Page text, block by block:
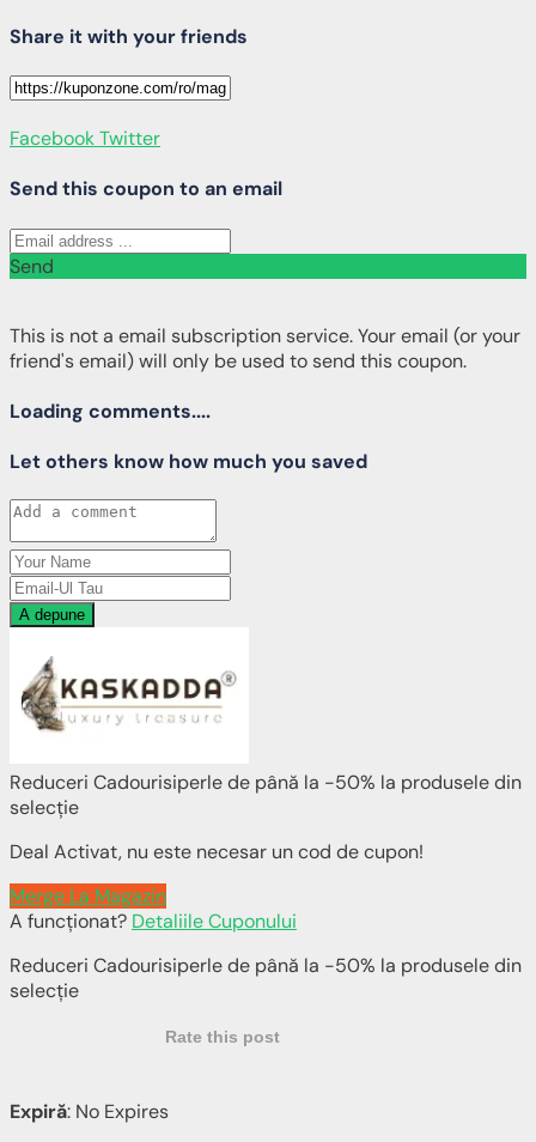
Share it with your friends
FacebookTwitter
Send this coupon to an email
Send
This is not a email subscription service. Your email (or your
friend's email) will only be used to send this coupon.
Loading comments....
Let others know how much you saved
A depune
Reduceri Cadourisiperle de până la -50% la produsele din
selecție
Deal Activat, nu este necesar un cod de cupon!
Merge La Magazin
A funcționat? Detaliile Cuponului
Reduceri Cadourisiperle de până la -50% la produsele din
selecție
Rate this post
Expiră: No Expires